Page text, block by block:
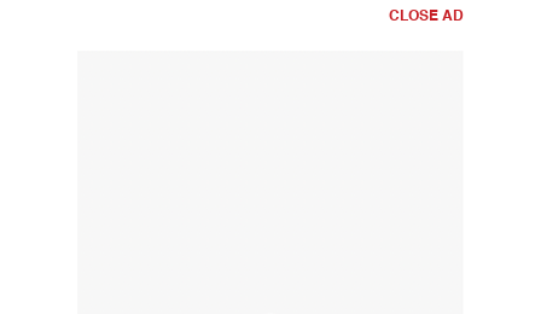
CLOSE AD